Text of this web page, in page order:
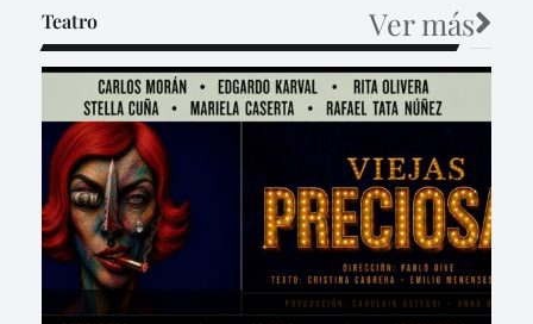
Teatro Ver más